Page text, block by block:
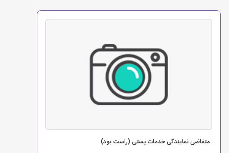
متقاضی نمایندگی خدمات پستی (راست بود)